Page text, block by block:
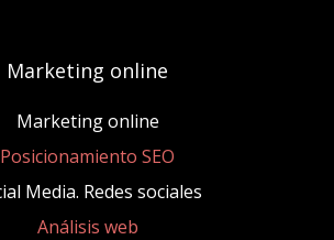
Marketing online
Marketing online
Posicionamiento SEO
Media. Redes sociales
Análisis web